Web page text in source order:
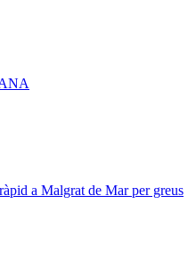
a Malgrat de Mar per greus